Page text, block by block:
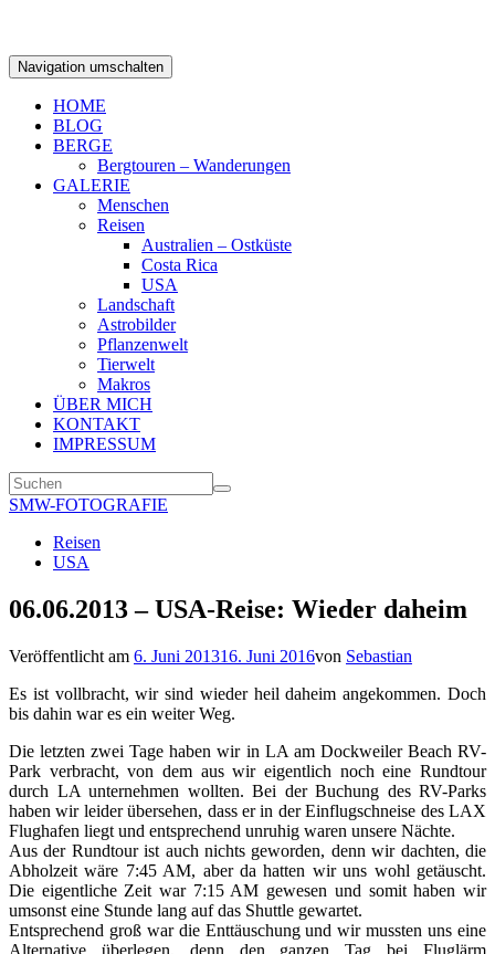
Navigation umschalten
HOME
BLOG
BERGE
Bergtouren – Wanderungen
GALERIE
Menschen
Reisen
Australien – Ostküste
Costa Rica
USA
Landschaft
Astrobilder
Pflanzenwelt
Tierwelt
Makros
ÜBER MICH
KONTAKT
IMPRESSUM
SMW-FOTOGRAFIE
Reisen
USA
06.06.2013 – USA-Reise: Wieder daheim
Veröffentlicht am 6. Juni 201316. Juni 2016von Sebastian
Es ist vollbracht, wir sind wieder heil daheim angekommen. Doch
bis dahin war es ein weiter Weg.
Die letzten zwei Tage haben wir in LA am Dockweiler Beach RV-
Park verbracht, von dem aus wir eigentlich noch eine Rundtour
durch LA unternehmen wollten. Bei der Buchung des RV-Parks
haben wir leider übersehen, dass er in der Einflugschneise des LAX
Flughafen liegt und entsprechend unruhig waren unsere Nächte.
Aus der Rundtour ist auch nichts geworden, denn wir dachten, die
Abholzeit wäre 7:45 AM, aber da hatten wir uns wohl getäuscht.
Die eigentliche Zeit war 7:15 AM gewesen und somit haben wir
umsonst eine Stunde lang auf das Shuttle gewartet.
Entsprechend groß war die Enttäuschung und wir mussten uns eine
Alternative überlegen, denn den ganzen Tag bei Fluglärm